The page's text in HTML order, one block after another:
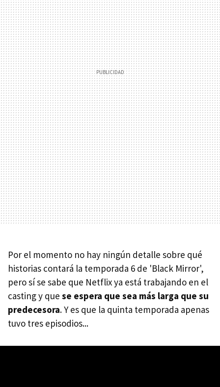
Por el momento no hay ningún detalle sobre qué
historias contará la temporada 6 de 'Black Mirror',
pero sí se sabe que Netflix ya está trabajando en el
casting y que se espera que sea más larga que su
predecesora. Y es que la quinta temporada apenas
tuvo tres episodios...